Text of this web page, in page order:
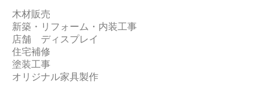
木材販売
新築・リフォーム・内装工事
店舗 ディスプレイ
住宅補修
塗装工事
オリジナル家具製作